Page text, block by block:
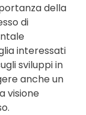
della
di
interessati
sviluppi in
anche un
visione